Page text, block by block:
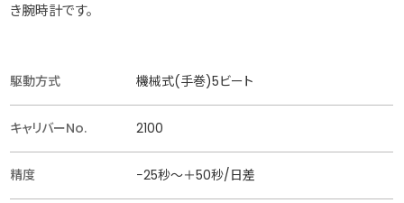
き腕時計です。
駆動方式 機械式(手巻)5ビート
キャリバーNo. 2100
精度 −25秒〜＋50秒/日差